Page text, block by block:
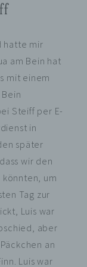
hatte mir
am Bein hat
mit einem
Steiff per E-
in
später
wir den
um
Tag zur
Luis war
aber
an
Luis war